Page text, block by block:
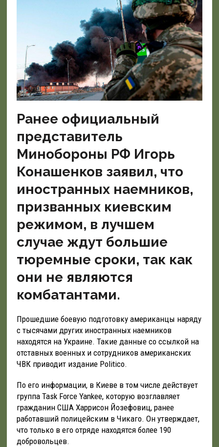
Ранее официальный
представитель
Минобороны РФ Игорь
Конашенков заявил, что
иностранных наемников,
призванных киевским
режимом, в лучшем
случае ждут большие
тюремные сроки, так как
они не являются
комбатантами.
Прошедшие боевую подготовку американцы наряду
с тысячами других иностранных наемников
находятся на Украине. Такие данные со ссылкой на
отставных военных и сотрудников американских
ЧВК приводит издание Politico.
По его информации, в Киеве в том числе действует
группа Task Force Yankee, которую возглавляет
гражданин США Харрисон Йозефовиц, ранее
работавший полицейским в Чикаго. Он утверждает,
что только в его отряде находятся более 190
добровольцев.